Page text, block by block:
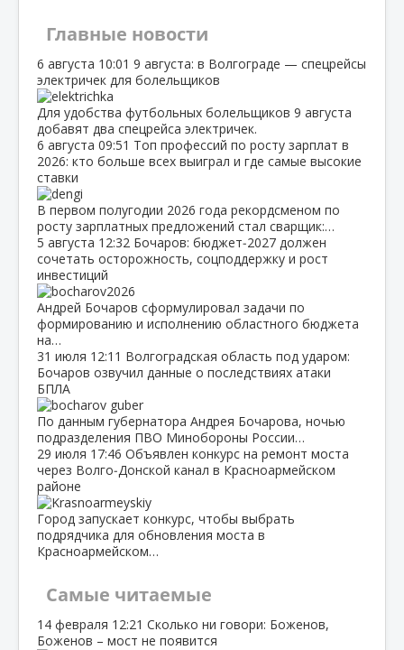
Главные новости
6 августа 10:01 9 августа: в Волгограде — спецрейсы
электричек для болельщиков
Для удобства футбольных болельщиков 9 августа
добавят два спецрейса электричек.
6 августа 09:51 Топ профессий по росту зарплат в
2026: кто больше всех выиграл и где самые высокие
ставки
В первом полугодии 2026 года рекордсменом по
росту зарплатных предложений стал сварщик:…
5 августа 12:32 Бочаров: бюджет‑2027 должен
сочетать осторожность, соцподдержку и рост
инвестиций
Андрей Бочаров сформулировал задачи по
формированию и исполнению областного бюджета
на…
31 июля 12:11 Волгоградская область под ударом:
Бочаров озвучил данные о последствиях атаки
БПЛА
По данным губернатора Андрея Бочарова, ночью
подразделения ПВО Минобороны России…
29 июля 17:46 Объявлен конкурс на ремонт моста
через Волго‑Донской канал в Красноармейском
районе
Город запускает конкурс, чтобы выбрать
подрядчика для обновления моста в
Красноармейском…
Самые читаемые
14 февраля 12:21 Сколько ни говори: Боженов,
Боженов – мост не появится